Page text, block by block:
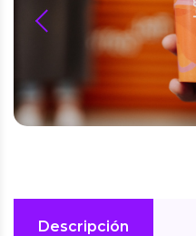
prev
Descripción